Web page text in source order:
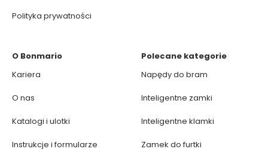
Polityka prywatności
O Bonmario
Kariera
O nas
Katalogi i ulotki
Instrukcje i formularze
Polecane kategorie
Napędy do bram
Inteligentne zamki
Inteligentne klamki
Zamek do furtki